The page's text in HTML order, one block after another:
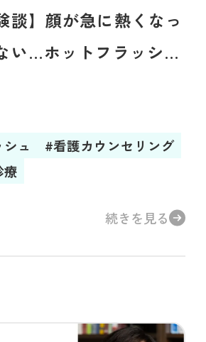
談】顔が急に熱くなっ
い…ホットフラッシュ
ュ
#看護カウンセリング
療
続きを見る